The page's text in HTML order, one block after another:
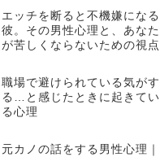
エッチを断ると不機嫌になる
彼。その男性心理と、あなた
が苦しくならないための視点
職場で避けられている気がす
る…と感じたときに起きてい
る心理
元カノの話をする男性心理｜